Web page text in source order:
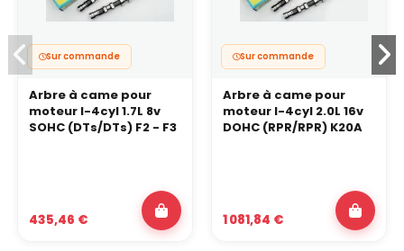
Sur commande
Arbre à came pour
moteur I-4cyl 1.7L 8v
SOHC (DTs/DTs) F2 - F3
435,46 €
Sur commande
Arbre à came pour
moteur I-4cyl 2.0L 16v
DOHC (RPR/RPR) K20A
1 081,84 €